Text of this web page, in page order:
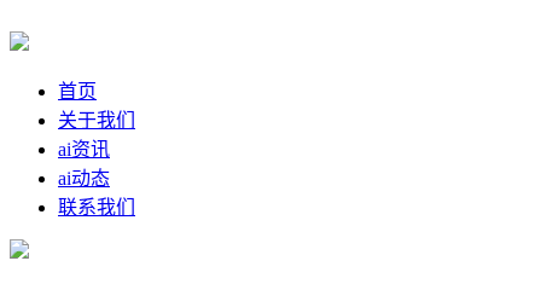
首页
关于我们
ai资讯
ai动态
联系我们